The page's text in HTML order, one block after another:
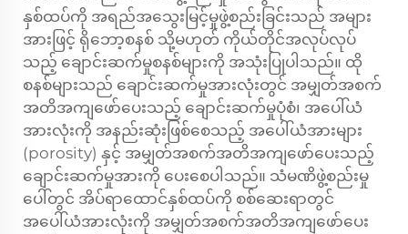
နှစ်ထပ်ကို အရည်အသွေးမြင့်မှုဖွဲ့စည်းခြင်းသည် အများ
အားဖြင့် ရိုဘော့စနစ် သို့မဟုတ် ကိုယ်တိုင်အလုပ်လုပ်
သည့် ချောင်းဆက်မှုစနစ်များကို အသုံးပြုပါသည်။ ထို
စနစ်များသည် ချောင်းဆက်မှုအားလုံးတွင် အမျှတ်အစက်
အတိအကျဖော်ပေးသည့် ချောင်းဆက်မှုပုံစံ၊ အပေါ်ယံ
အားလုံးကို အနည်းဆုံးဖြစ်စေသည့် အပေါ်ယံအားများ
(porosity) နှင့် အမျှတ်အစက်အတိအကျဖော်ပေးသည့်
ချောင်းဆက်မှုအားကို ပေးစေပါသည်။ သံမဏိဖွဲ့စည်းမှု
ပေါ်တွင် အိပ်ရာထောင်နှစ်ထပ်ကို စစ်ဆေးရာတွင်
အပေါ်ယံအားလုံးကို အမျှတ်အစက်အတိအကျဖော်ပေး